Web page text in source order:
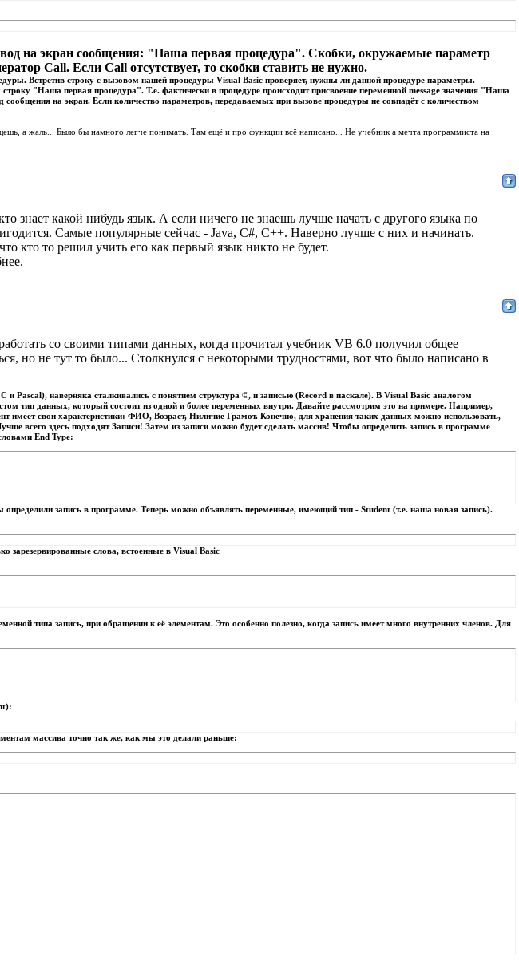
на экран сообщения: "Наша первая процедура". Скобки, окружаемые параметр
Call. Если Call отсутствует, то скобки ставить не нужно.
Встретив строку с вызовом нашей процедуры Visual Basic проверяет, нужны ли данной процедуре параметры.
"Наша первая процедура". Т.е. фактически в процедуре происходит присвоение переменной message значения "Наша
на экран. Если количество параметров, передаваемых при вызове процедуры не совпадёт с количеством
а жаль... Было бы намного легче понимать. Там ещё и про функции всё написано... Не учебник а мечта программиста на
знает какой нибудь язык. А если ничего не знаешь лучше начать с другого языка по
Самые популярные сейчас - Java, C#, C++. Наверно лучше с них и начинать.
кто то решил учить его как первый язык никто не будет.
со своими типами данных, когда прочитал учебник VB 6.0 получил общее
но не тут то было... Столкнулся с некоторыми трудностями, вот что было написано в
Pascal), наверняка сталкивались с понятием структура ©, и записью (Record в паскале). В Visual Basic аналогом
тип данных, который состоит из одной и более переменных внутри. Давайте рассмотрим это на примере. Например,
имеет свои характеристики: ФИО, Возраст, Ниличие Грамот. Конечно, для хранения таких данных можно использовать,
всего здесь подходят Записи! Затем из записи можно будет сделать массив! Чтобы определить запись в программе
End Type:
запись в программе. Теперь можно объявлять переменные, имеющий тип - Student (т.е. наша новая запись).
зарезервированные слова, встоенные в Visual Basic
типа запись, при обращении к её элементам. Это особенно полезно, когда запись имеет много внутренних членов. Для
массива точно так же, как мы это делали раньше: